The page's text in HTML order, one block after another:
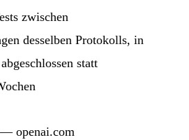
zwischen
desselben Protokolls, in
statt
— openai.com